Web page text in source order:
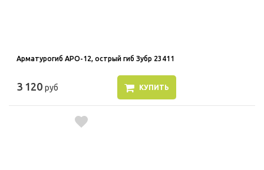
Арматурогиб АРО-12, острый гиб Зубр 23411
3 120 руб КУПИТЬ